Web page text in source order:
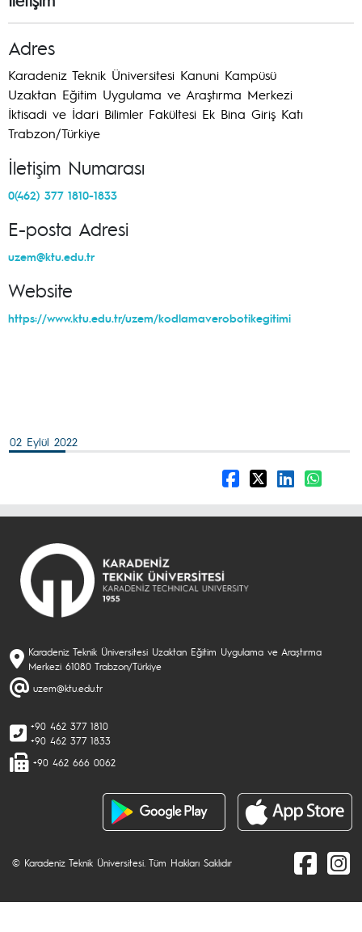
Adres
Karadeniz Teknik Üniversitesi Kanuni Kampüsü
Uzaktan Eğitim Uygulama ve Araştırma Merkezi
İktisadi ve İdari Bilimler Fakültesi Ek Bina Giriş Katı
Trabzon/Türkiye
İletişim Numarası
0(462) 377 1810-1833
E-posta Adresi
uzem@ktu.edu.tr
Website
https://www.ktu.edu.tr/uzem/kodlamaverobotikegitimi
02 Eylül 2022
Karadeniz Teknik Üniversitesi Uzaktan Eğitim Uygulama ve Araştırma
Merkezi 61080 Trabzon/Türkiye
uzem@ktu.edu.tr
+90 462 377 1810
+90 462 377 1833
+90 462 666 0062
© Karadeniz Teknik Üniversitesi. Tüm Hakları Saklıdır